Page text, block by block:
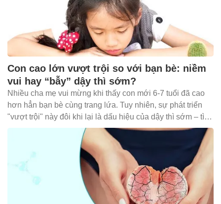
Con cao lớn vượt trội so với bạn bè: niềm
vui hay “bẫy” dậy thì sớm?
Nhiều cha mẹ vui mừng khi thấy con mới 6-7 tuổi đã cao
hơn hẳn bạn bè cùng trang lứa. Tuy nhiên, sự phát triển
"vượt trội" này đôi khi lại là dấu hiệu của dậy thì sớm – tình
trạng khiến trẻ ngừng cao sớm và có thể ảnh hưởng đến